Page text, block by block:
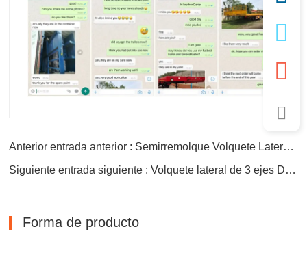
Anterior entrada anterior : Semirremolque Volquete Lateral de 3 Ejes
Siguiente entrada siguiente : Volquete lateral de 3 ejes Dumper Semi Trailer
Forma de producto